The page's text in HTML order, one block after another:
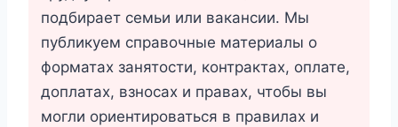
подбирает семьи или вакансии. Мы
публикуем справочные материалы о
форматах занятости, контрактах, оплате,
доплатах, взносах и правах, чтобы вы
могли ориентироваться в правилах и